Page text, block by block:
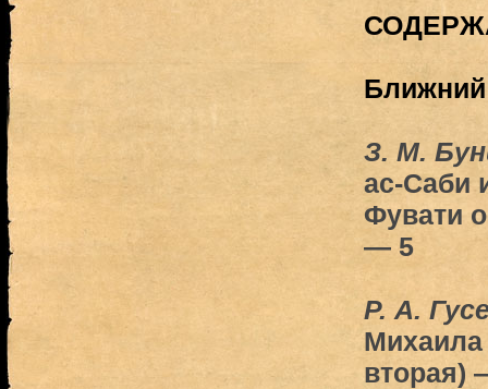
З. М.
ас-Саби
Фувати
— 5
Р. А.
Михаила
вторая)